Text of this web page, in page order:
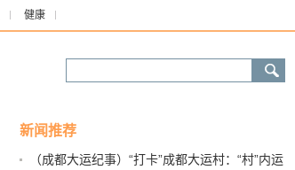
健康
新闻推荐
（成都大运纪事）“打卡”成都大运村：“村”内运